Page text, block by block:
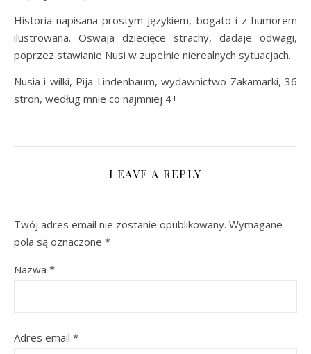
Historia napisana prostym językiem, bogato i z humorem
ilustrowana. Oswaja dziecięce strachy, dadaje odwagi,
poprzez stawianie Nusi w zupełnie nierealnych sytuacjach.
Nusia i wilki, Pija Lindenbaum, wydawnictwo Zakamarki, 36
stron, według mnie co najmniej 4+
LEAVE A REPLY
Twój adres email nie zostanie opublikowany. Wymagane
pola są oznaczone *
Nazwa *
Adres email *